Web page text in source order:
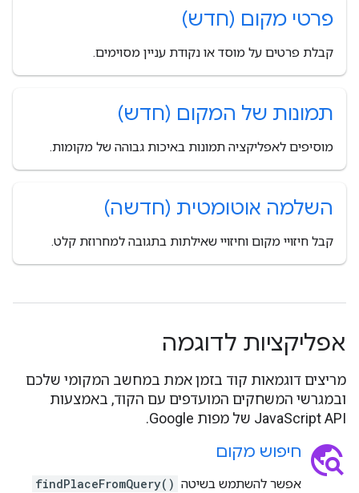
פרטי מקום (חדש)
קבלת פרטים על מוסד או נקודת עניין מסוימים.
תמונות של המקום (חדש)
מוסיפים לאפליקציה תמונות באיכות גבוהה של מקומות.
השלמה אוטומטית (חדשה)
קבל חיזויי מקום וחיזויי שאילתות בתגובה למחרוזת קלט.
אפליקציות לדוגמה
מריצים דוגמאות קוד בזמן אמת במחשב המקומי שלכם
ובמגרשי המשחקים המועדפים עם הקוד, באמצעות
JavaScript API של מפות Google.
travel_explore חיפוש מקום
אפשר להשתמש בשיטה findPlaceFromQuery()